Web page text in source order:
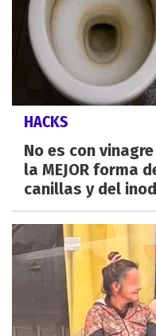
HACKS
No es con
la MEJOR forma
canillas y del